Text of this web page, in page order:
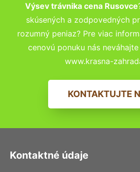
Výsev trávnika cena Rusovce
skúsených a zodpovedných
rozumný peniaz? Pre viac
cenovú ponuku nás
www.krasna-
KONTAKTUJTE
Kontaktné údaje